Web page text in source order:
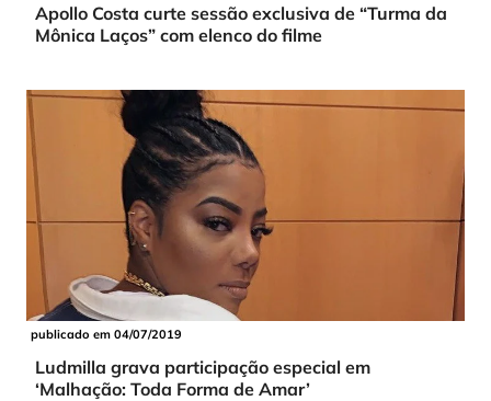
Apollo Costa curte sessão exclusiva de “Turma da
Mônica Laços” com elenco do filme
publicado em 04/07/2019
Ludmilla grava participação especial em
‘Malhação: Toda Forma de Amar’